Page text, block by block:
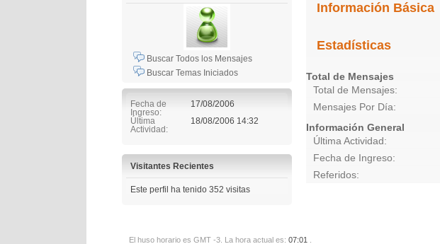
Buscar Todos los Mensajes
Buscar Temas Iniciados
Fecha de
Ingreso
17/08/2006
Última
Actividad
18/08/2006 14:32
Visitantes Recientes
Este perfil ha tenido 352 visitas
Información Básica
Estadísticas
Total de Mensajes
Total de Mensajes
Mensajes Por Día
Información General
Última Actividad
Fecha de Ingreso
Referidos
El huso horario es GMT -3. La hora actual es: 07:01